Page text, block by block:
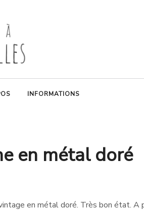
INFORMATIONS
en métal doré
en métal doré. Très bon état. A